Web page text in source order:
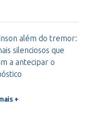
além do tremor:
silenciosos que
a antecipar o
+